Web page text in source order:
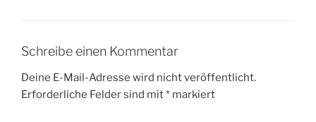
o
k
Schreibe einen Kommentar
Deine E-Mail-Adresse wird nicht veröffentlicht.
Erforderliche Felder sind mit* markiert